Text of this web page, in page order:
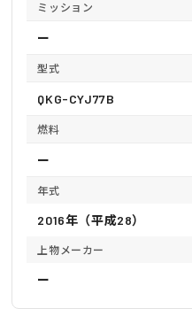
ミッション
ー
型式
QKG-CYJ77B
燃料
ー
年式
2016年（平成28）
上物メーカー
ー